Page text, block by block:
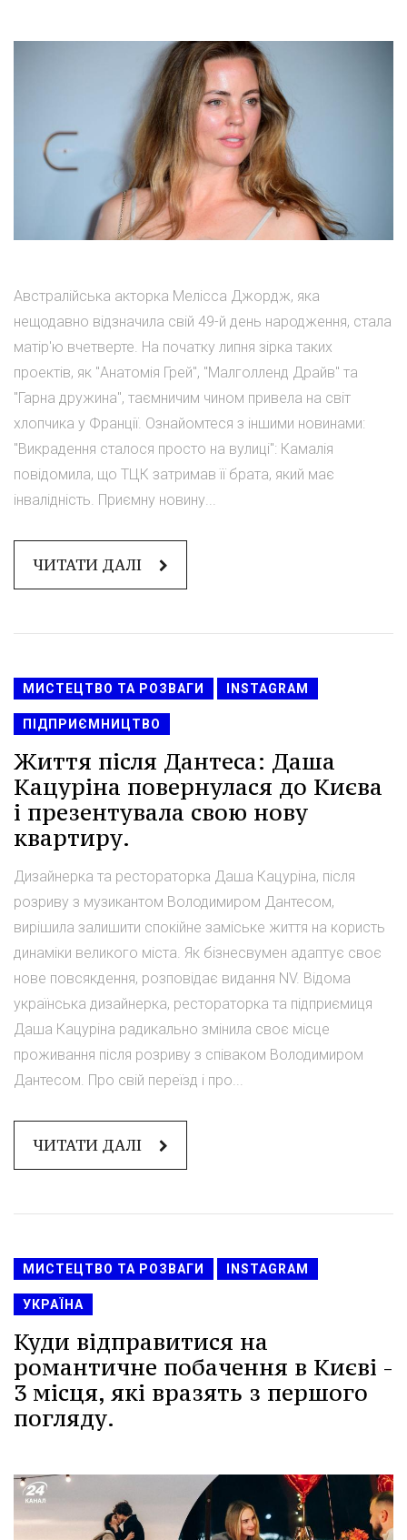
Австралійська акторка Мелісса Джордж, яка
нещодавно відзначила свій 49-й день народження, стала
матір'ю вчетверте. На початку липня зірка таких
проектів, як "Анатомія Грей", "Малголленд Драйв" та
"Гарна дружина", таємничим чином привела на світ
хлопчика у Франції. Ознайомтеся з іншими новинами:
"Викрадення сталося просто на вулиці": Камалія
повідомила, що ТЦК затримав її брата, який має
інвалідність. Приємну новину...
ЧИТАТИ ДАЛІ
МИСТЕЦТВО ТА РОЗВАГИ INSTAGRAM
ПІДПРИЄМНИЦТВО
Життя після Дантеса: Даша
Кацуріна повернулася до Києва
і презентувала свою нову
квартиру.
Дизайнерка та рестораторка Даша Кацуріна, після
розриву з музикантом Володимиром Дантесом,
вирішила залишити спокійне заміське життя на користь
динаміки великого міста. Як бізнесвумен адаптує своє
нове повсякдення, розповідає видання NV. Відома
українська дизайнерка, рестораторка та підприємиця
Даша Кацуріна радикально змінила своє місце
проживання після розриву з співаком Володимиром
Дантесом. Про свій переїзд і про...
ЧИТАТИ ДАЛІ
МИСТЕЦТВО ТА РОЗВАГИ INSTAGRAM
УКРАЇНА
Куди відправитися на
романтичне побачення в Києві -
3 місця, які вразять з першого
погляду.